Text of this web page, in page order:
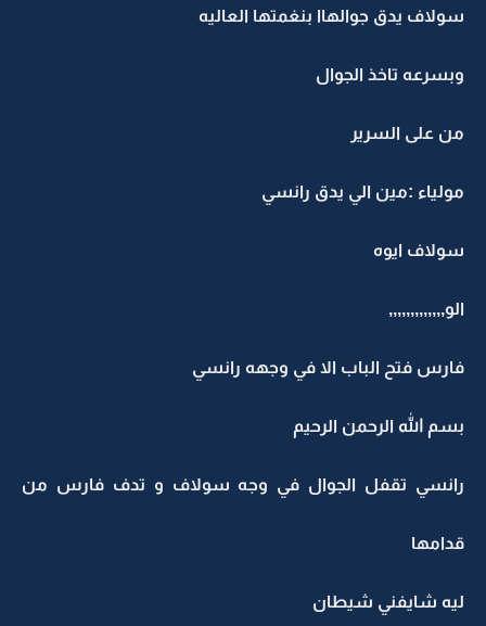
سولاف يدق جوالهاا بنغمتها العاليه
وبسرعه تاخذ الجوال
من على السرير
مولياء :مين الي يدق رانسي
سولاف ايوه
الو,,,,,,,,,,,,,
فارس فتح الباب الا في وجهه رانسي
بسم الله الرحمن الرحيم
رانسي تقفل الجوال في وجه سولاف و تدف فارس من
قدامها
ليه شايفني شيطان